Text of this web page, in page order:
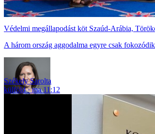
Védelmi megállapodást köt Szaúd-Arábia,
A három ország aggodalma egyre csak
Székely Sarolta
külföld
ma 11:12